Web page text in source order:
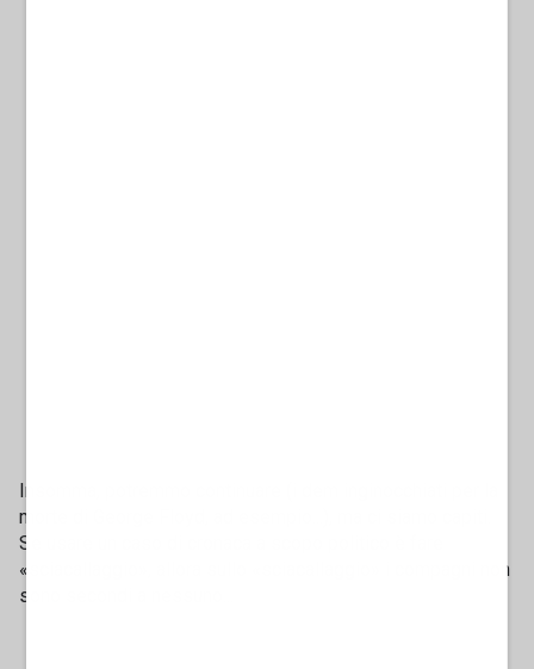
Insomma, potremmo continuare (i dem inginocchiati per la
morte di George Floyd, ad esempio...), ma ci siamo capiti.
Se usare un caso di cronaca a scopo politico è fare
«sciacallaggio», allora sullo «sciacallaggio» i compagni non
sono secondi a nessuno...